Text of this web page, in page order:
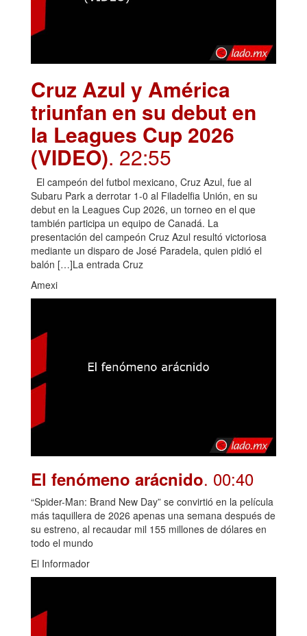
Cruz Azul y América
triunfan en su debut en
la Leagues Cup 2026
(VIDEO). 22:55
El campeón del futbol mexicano, Cruz Azul, fue al
Subaru Park a derrotar 1-0 al Filadelfia Unión, en su
debut en la Leagues Cup 2026, un torneo en el que
también participa un equipo de Canadá. La
presentación del campeón Cruz Azul resultó victoriosa
mediante un disparo de José Paradela, quien pidió el
balón […]La entrada Cruz
Amexi
El fenómeno arácnido. 00:40
“Spider-Man: Brand New Day” se convirtió en la película
más taquillera de 2026 apenas una semana después de
su estreno, al recaudar mil 155 millones de dólares en
todo el mundo
El Informador